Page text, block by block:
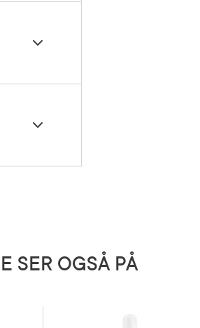
SER OGSÅ PÅ